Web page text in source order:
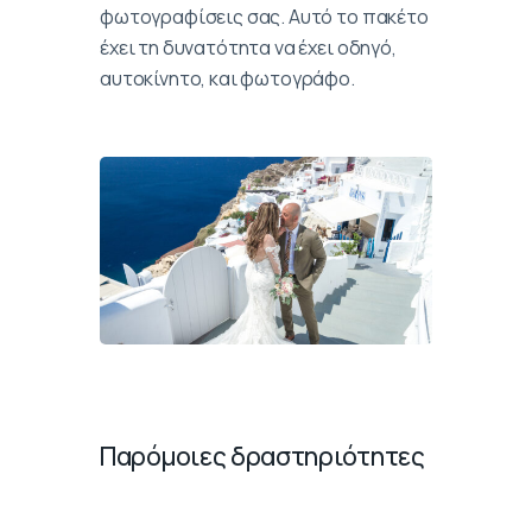
φωτογραφίσεις σας. Αυτό το πακέτο
έχει τη δυνατότητα να έχει οδηγό,
αυτοκίνητο, και φωτογράφο.
Παρόμοιες δραστηριότητες